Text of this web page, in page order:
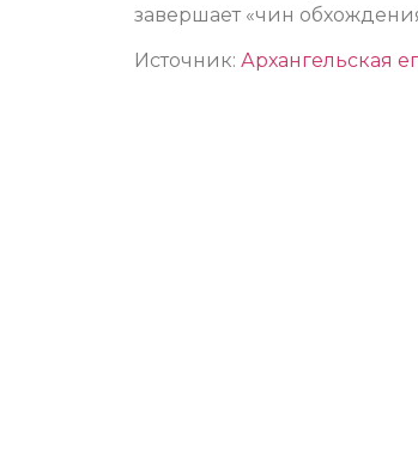
завершает «чин
Источник: Архангельская